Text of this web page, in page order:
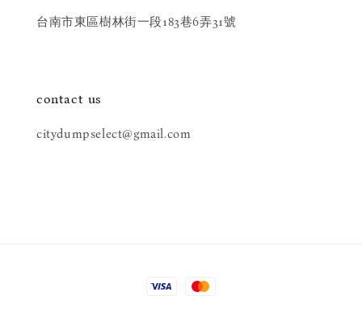
台南市東區樹林街一段183巷6弄31號
contact us
citydumpselect@gmail.com